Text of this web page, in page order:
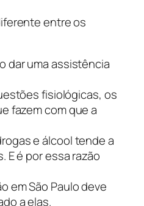
entre os
dar uma assistência
fisiológicas, os
fazem com que a
e álcool tende a
E é por essa razão
em São Paulo deve
a elas.